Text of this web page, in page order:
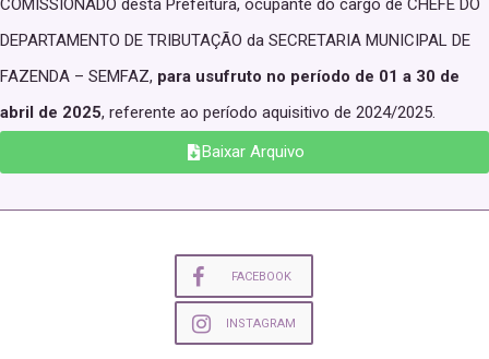
COMISSIONADO desta Prefeitura, ocupante do cargo de CHEFE DO
DEPARTAMENTO DE TRIBUTAÇÃO da SECRETARIA MUNICIPAL DE
FAZENDA – SEMFAZ, para usufruto no período de 01 a 30 de
abril de 2025, referente ao período aquisitivo de 2024/2025.
Baixar Arquivo
FACEBOOK
INSTAGRAM